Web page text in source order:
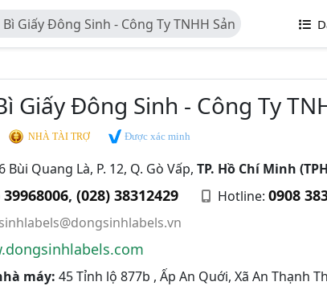
Bì Giấy Đông Sinh - Công Ty TNHH Sản
Mại Đông Sinh
Giấy Đông Sinh - Công Ty
NHÀ TÀI TRỢ Được xác minh
Bùi Quang Là, P. 12, Q. Gò Vấp, TP. Hồ Chí Minh
, (028) 38312429 Hotline: 0908
máy: 45 Tỉnh lộ 877b , Ấp An Quới, Xã An Thạnh